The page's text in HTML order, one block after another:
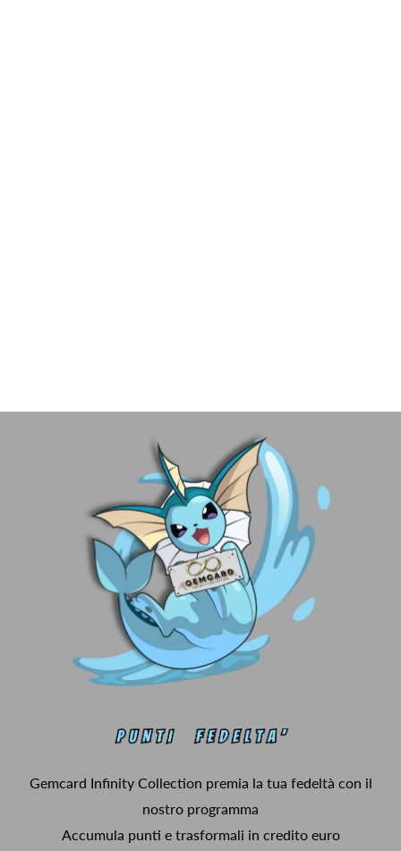
Gemcard Infinity Collection premia la tua fedeltà con il
nostro programma
Accumula punti e trasformali in credito euro